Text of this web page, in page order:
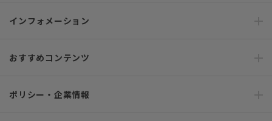
インフォメーション
おすすめコンテンツ
ポリシー・企業情報